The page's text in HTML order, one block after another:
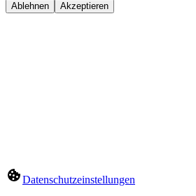
Ablehnen Akzeptieren
Datenschutzeinstellungen